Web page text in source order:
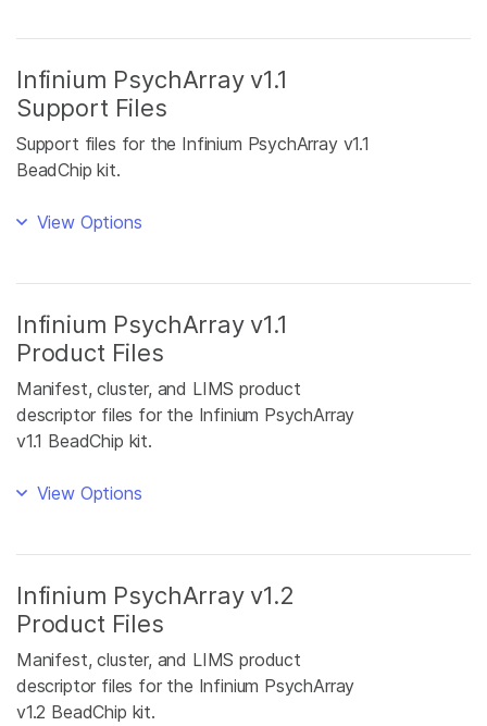
Infinium PsychArray v1.1
Support Files
Support files for the Infinium PsychArray v1.1
BeadChip kit.
View Options
Infinium PsychArray v1.1
Product Files
Manifest, cluster, and LIMS product
descriptor files for the Infinium PsychArray
v1.1 BeadChip kit.
View Options
Infinium PsychArray v1.2
Product Files
Manifest, cluster, and LIMS product
descriptor files for the Infinium PsychArray
v1.2 BeadChip kit.